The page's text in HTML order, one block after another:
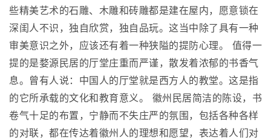
些精美艺术的石雕、木雕和砖雕都是建在屋内，愿意锁在
深闺人不识，独自欣赏，独自品玩。这当中除了具有一种
审美意识之外，应该还有着一种狭隘的提防心理。 值得一
提的是婺源民居的厅堂庄重而严谨，散发着浓郁的书香气
息。曾有人说：中国人的厅堂就是西方人的教堂。这是指
的它所承载的文化和教育意义。 徽州民居简洁的陈设，书
卷气十足的布置，宁静而不失庄严的氛围，包括各种各样
的对联，都在传达着徽州人的理想和愿望，表达着人们对